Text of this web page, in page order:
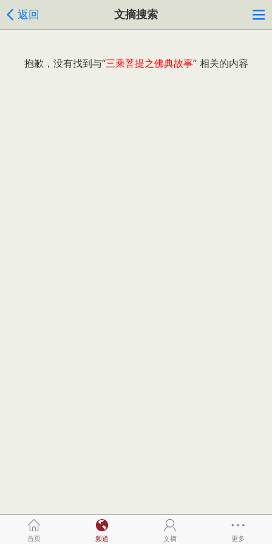
返回 文摘搜索
抱歉，没有找到与“三乘菩提之佛典故事” 相关的内容
首页 频道 文摘 更多